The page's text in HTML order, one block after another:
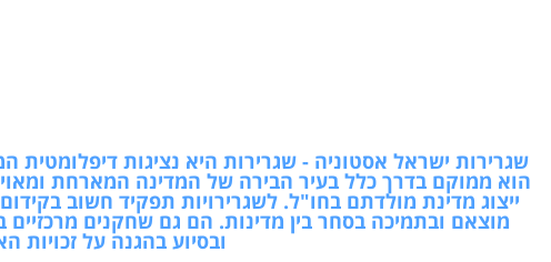
שגרירות ישראל אסטוניה - שגרירות היא נציגות
הוא ממוקם בדרך כלל בעיר הבירה של המדינה המארחת
ייצוג מדינת מולדתם בחו"ל. לשגרירויות תפקיד חשוב
מוצאם ובתמיכה בסחר בין מדינות. הם גם שחקנים מרכזיים
ובסיוע בהגנה על זכויות